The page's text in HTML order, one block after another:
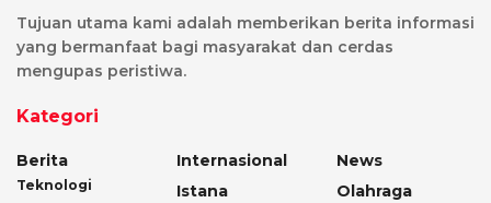
Tujuan utama kami adalah memberikan berita informasi
yang bermanfaat bagi masyarakat dan cerdas
mengupas peristiwa.
Kategori
Berita
Teknologi
Internasional
Istana
News
Olahraga